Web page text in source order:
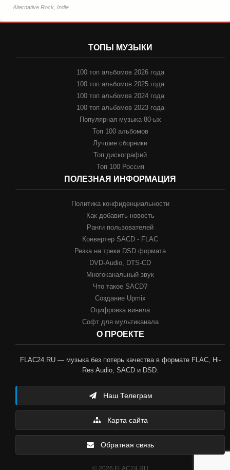
Alternative Rock, Indie
ТОПЫ МУЗЫКИ
100 топ альбомов 2026 года
100 топ альбомов 2025 года
100 топ альбомов 2024 года
100 топ альбомов 2023 года
Популярная музыка 80-ых
Топ 100 альбомов
Лучшие сборники
Топ дискографий
Топ 100 Россия
ПОЛЕЗНАЯ ИНФОРМАЦИЯ
Политика конфиденциальности
Как добавить новость
Ранги пользователей
Конвертер SACD - FLAC
Резка на треки DSD формата
DVD-Audio, DTS-CD
Многоканальный звук
Что такое SACD?
Создание Upmix
Оцифровка винила
Софт для мультиканала
О ПРОЕКТЕ
FLAC24.RU — музыка без потерь качества в формате FLAC, Hi-
Res Audio, SACD и DSD.
Наш Телеграм
Карта сайта
Обратная связь
© 2026 FLAC24.RU